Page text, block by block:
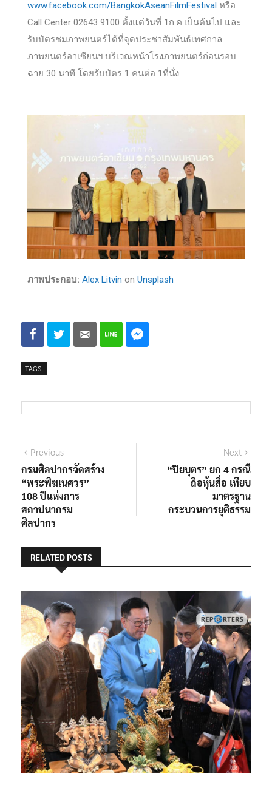
www.facebook.com/BangkokAseanFilmFestival หรือ
Call Center 02643 9100 ตั้งแต่วันที่ 1ก.ค.เป็นต้นไป และ
รับบัตรชมภาพยนตร์ได้ที่จุดประชาสัมพันธ์เทศกาล
ภาพยนตร์อาเซียนฯ บริเวณหน้าโรงภาพยนตร์ก่อนรอบ
ฉาย 30 นาที โดยรับบัตร 1 คนต่อ 1ที่นั่ง
ภาพประกอบ: Alex Litvin on Unsplash
TAGS:
Previous
กรมศิลปากรจัดสร้าง
“พระพิฆเนศวร”
108 ปีแห่งการ
สถาปนากรม
ศิลปากร
Next
“ปิยบุตร” ยก 4 กรณี
ถือหุ้นสื่อ เทียบ
มาตรฐาน
กระบวนการยุติธรรม
RELATED POSTS